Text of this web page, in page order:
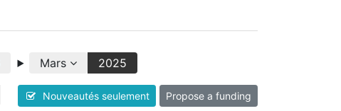
Mars 2025
Nouveautés seulement Propose a funding